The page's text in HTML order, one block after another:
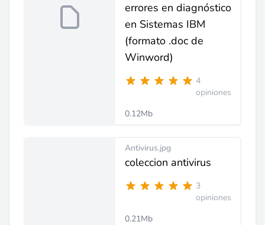
errores en diagnóstico
en Sistemas IBM
(formato .doc de
Winword)
4
opiniones
0.12Mb
Antivirus.jpg
coleccion antivirus
3
opiniones
0.21Mb